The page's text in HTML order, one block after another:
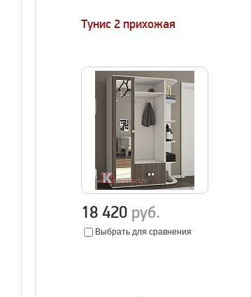
Тунис 2 прихожая
18 420 руб.
Выбрать для сравнения